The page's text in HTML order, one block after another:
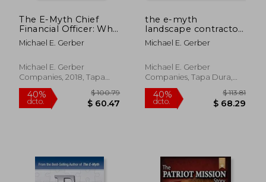
40%
dcto.
$ 73.06
$ 43.84
40%
dcto. $
The E-Myth Chief
Financial Officer: Why
Most Small
Businesses run out of
do About it (en
Inglés)
Michael E. Gerber
Michael E. Gerber
Companies, 2018, Tapa
Dura, Nuevo
the e-myth
landscape contractor
(en Inglés)
Michael E. Gerber
Michael E. Gerber
Companies, Tapa Dura,
Nuevo